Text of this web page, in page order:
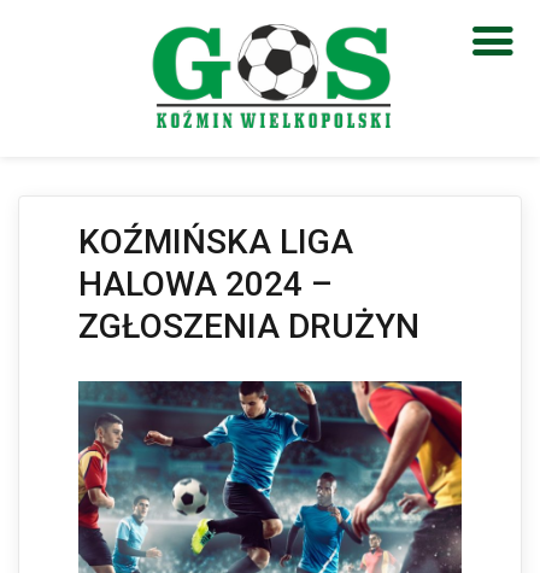
Otwórz pasek narzędzi
KOŹMIŃSKA LIGA
HALOWA 2024 –
ZGŁOSZENIA DRUŻYN